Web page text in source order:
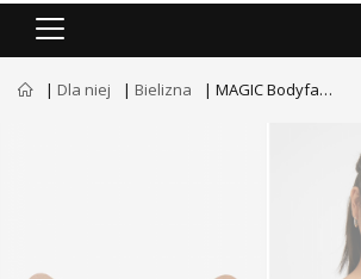
Dla niej Bielizna MAGIC Bodyfashion Biustonosz bardotka